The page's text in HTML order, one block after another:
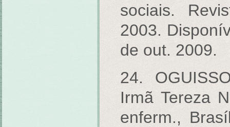
sociais.
2003.
de out. 2009.
24.
Irmã Tereza
enferm.,